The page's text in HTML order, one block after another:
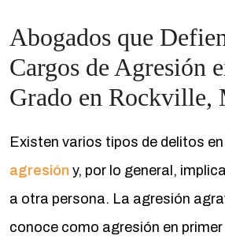
Abogados que
Cargos de Agresión
Grado en Rockville,
Existen varios tipos de delitos
agresión y, por lo general,
a otra persona. La agresión
conoce como agresión en